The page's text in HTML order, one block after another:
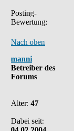
Posting-
Bewertung:
Nach oben
manni
Betreiber des
Forums
Alter: 47
Dabei seit: